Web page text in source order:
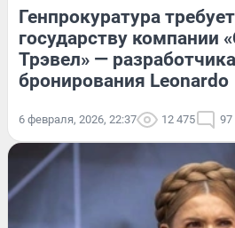
Генпрокуратура
государству компании
Трэвел» —
бронирования Leonardo
6 февраля, 2026, 22:37 12 475 97